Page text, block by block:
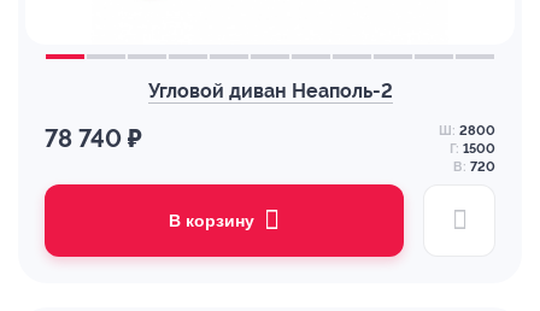
Угловой диван Неаполь-2
78 740 ₽ Ш: 2800
Г: 1500
В: 720
В корзину